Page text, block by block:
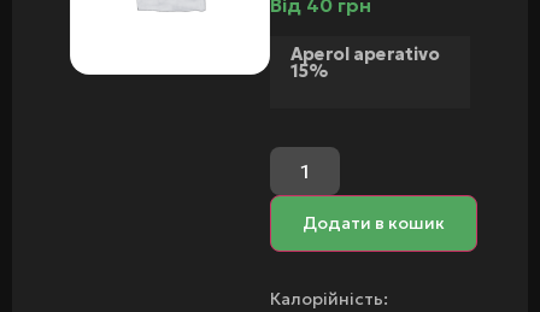
Від 40 грн
Aperol aperativo
15%
Додати в кошик
Калорійність: